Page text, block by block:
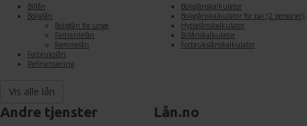
Billån
Boliglån
Boliglån for unge
Fastrentelån
Rammelån
Forbrukslån
Refinansiering
Vis alle lån
Boliglånskalkulator
Boliglånskalkulator for par (2 personer)
Hyttelånskalkulator
Billånskalkulator
Forbrukslånskalkulator
Andre tjenster Lån.no